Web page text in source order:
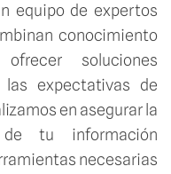
equipo de expertos
conocimiento
soluciones
las expectativas de
en asegurar la
tu información
necesarias